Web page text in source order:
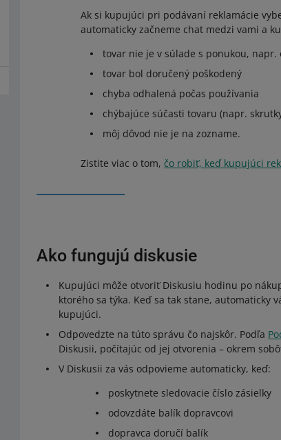
Ak si kupujúci pri podávaní reklamácie
automaticky začneme chat medzi vami a
tovar nie je v súlade s ponukou,
tovar bol doručený poškodený
chyba odhalená počas používania
chýbajúce súčasti tovaru (napr.
môj dôvod nie je na zozname.
Zistite viac o tom, čo robiť, keď kupujúci
Ako fungujú diskusie
Kupujúci môže otvoriť Diskusiu hodinu po
ktorého sa týka. Keď sa tak stane, automaticky
kupujúci.
Odpovedzte na túto správu čo najskôr. Podľa
Diskusii, počítajúc od jej otvorenia – okrem
V Diskusii za vás odpovieme automaticky, keď:
poskytnete sledovacie číslo zásielky
odovzdáte balík dopravcovi
dopravca doručí balík